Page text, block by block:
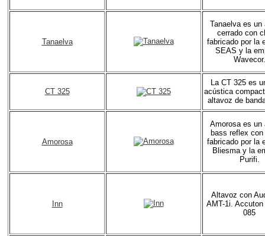
Tanaelva
Tanaelva es un
cerrado con
fabricado por la
SEAS y la
Wavecor.
CT 325
La CT 325 es
acústica
altavoz de
Amorosa
Amorosa es un
bass reflex
fabricado por la
Bliesma y la
Purifi.
Inn
Altavoz con
AMT-1i. Accuton
085